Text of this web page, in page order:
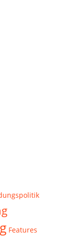
Features